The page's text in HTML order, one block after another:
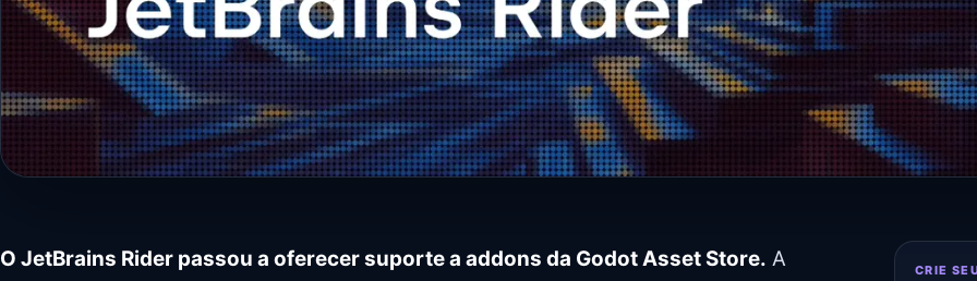
O JetBrains Rider passou a oferecer suporte a addons da Godot Asset Store. A
CRIE